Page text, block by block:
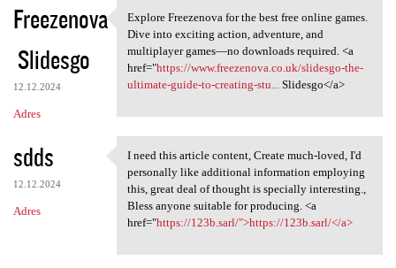
Freezenova
Slidesgo
12.12.2024
Adres
Explore Freezenova for the
Explore Freezenova for the best free online games.
Dive into exciting action, adventure, and
multiplayer games—no downloads required. <a
href="https://www.freezenova.co.uk/slidesgo-the-
ultimate-guide-to-creating-stu...
Slidesgo</a>
sdds
12.12.2024
Adres
I need this article content,
I need this article content, Create much-loved, I'd
personally like additional information employing
this, great deal of thought is specially interesting.,
Bless anyone suitable for producing. <a
href="https://123b.sarl/">https://123b.sarl/</a>